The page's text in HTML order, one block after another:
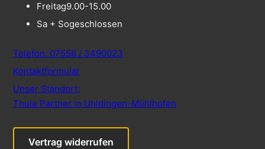
Freitag9.00-15.00
Sa + Sogeschlossen
Telefon: 07556 / 3490023
Kontaktformular
Unser Standort:
Thule Partner in Uhldingen-Mühlhofen
Vertrag widerrufen